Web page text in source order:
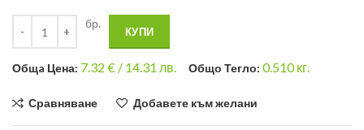
бр.
КУПИ
Общa Цена: 7.32 € / 14.31 лв. Общо Тегло: 0.510кг.
Сравняване Добавете към желани